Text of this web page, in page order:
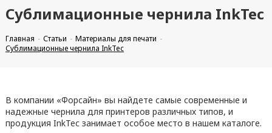
Сублимационные чернила InkTec
Главная Статьи
Материалы для печати
Сублимационные чернила InkTec
В компании «Форсайн» вы найдете самые современные и
надежные чернила для принтеров различных типов, и
продукция InkТес занимает особое место в нашем каталоге.